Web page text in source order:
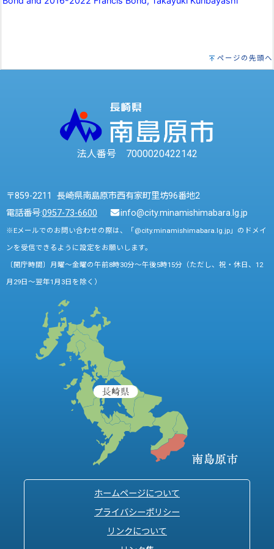
ページの先頭へ
法人番号 7000020422142
〒859-2211 長崎県南島原市西有家町里坊96番地2
電話番号:0957-73-6600 info@city.minamishimabara.lg.jp
※Eメールでのお問い合わせの際は、「@city.minamishimabara.lg.jp」のドメイ
ンを受信できるように設定をお願いします。
〔開庁時間〕月曜～金曜の午前8時30分～午後5時15分（ただし、祝・休日、12
月29日～翌年1月3日を除く）
ホームページについて
プライバシーポリシー
リンクについて